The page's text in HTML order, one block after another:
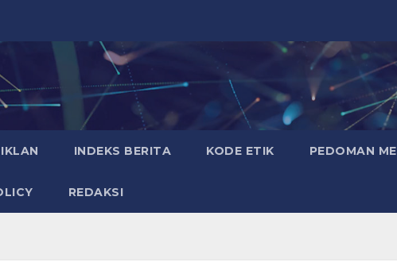
IKLAN INDEKS BERITA KODE ETIK PEDOMAN
REDAKSI